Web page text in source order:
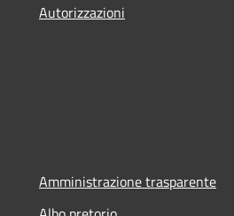
Autorizzazioni
Amministrazione trasparente